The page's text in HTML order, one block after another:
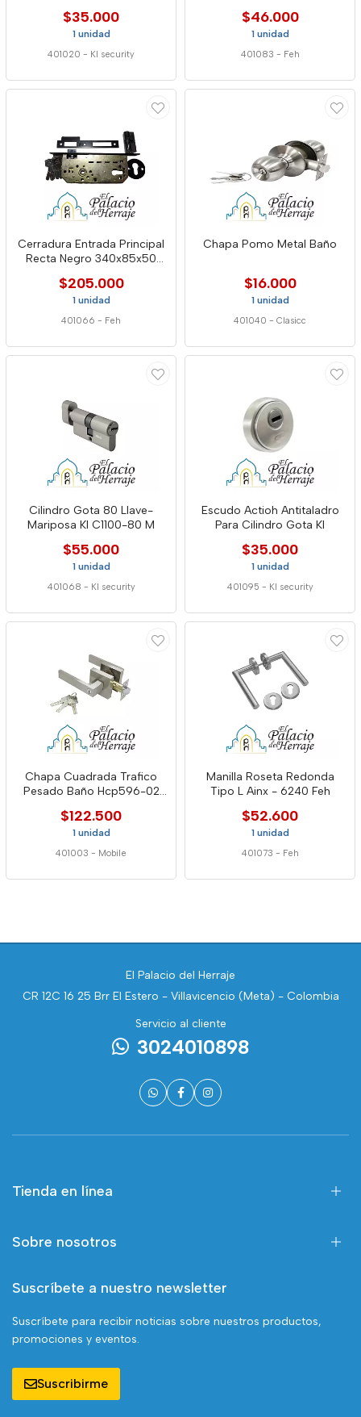
$35.000
1 unidad
401020 - Kl security
$46.000
1 unidad
401083 - Feh
Cerradura Entrada Principal
Recta Negro 340x85x50
$205.000
1 unidad
401066 - Feh
Chapa Pomo Metal Baño
$16.000
1 unidad
401040 - Clasicc
Cilindro Gota 80 Llave-
Mariposa Kl C1100-80 M
$55.000
1 unidad
401068 - Kl security
Escudo Actioh Antitaladro
Para Cilindro Gota Kl
$35.000
1 unidad
401095 - Kl security
Chapa Cuadrada Trafico
Pesado Baño Hcp596-02
$122.500
1 unidad
401003 - Mobile
Manilla Roseta Redonda
Tipo L Ainx - 6240 Feh
$52.600
1 unidad
401073 - Feh
El Palacio del Herraje
CR 12C 16 25 Brr El Estero - Villavicencio (Meta) - Colombia
Servicio al cliente
3024010898
Tienda en línea
Sobre nosotros
Suscríbete a nuestro newsletter
Suscríbete para recibir noticias sobre nuestros productos,
promociones y eventos.
Suscribirme